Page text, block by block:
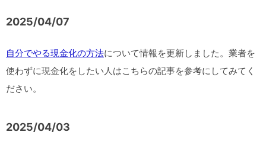
2025/04/07
自分でやる現金化の方法について情報を更新しました。業者を
使わずに現金化をしたい人はこちらの記事を参考にしてみてく
ださい。
2025/04/03